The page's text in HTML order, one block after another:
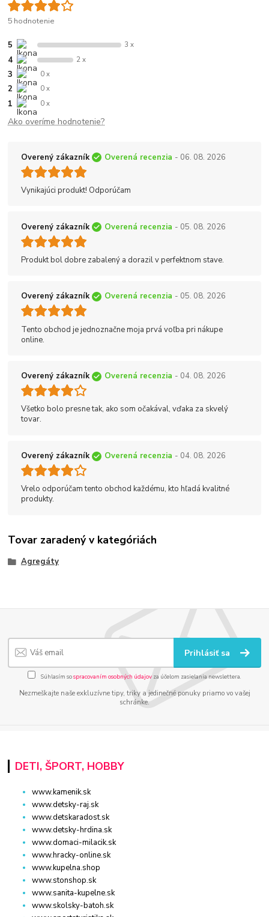
5 hodnotenie
5 3 x
4 2 x
3 0 x
2 0 x
1 0 x
Ako overíme hodnotenie?
Overený zákazník Overená recenzia - 06. 08. 2026
Vynikajúci produkt! Odporúčam
Overený zákazník Overená recenzia - 05. 08. 2026
Produkt bol dobre zabalený a dorazil v perfektnom stave.
Overený zákazník Overená recenzia - 05. 08. 2026
Tento obchod je jednoznačne moja prvá voľba pri nákupe
online.
Overený zákazník Overená recenzia - 04. 08. 2026
Všetko bolo presne tak, ako som očakával, vďaka za skvelý
tovar.
Overený zákazník Overená recenzia - 04. 08. 2026
Vrelo odporúčam tento obchod každému, kto hľadá kvalitné
produkty.
Tovar zaradený v kategóriách
Agregáty
Prihlásiť sa
Súhlasím sospracovaním osobných údajov za účelom zasielania newslettera.
Nezmeškajte naše exkluzívne tipy, triky a jedinečné ponuky priamo vo vašej
schránke.
DETI, ŠPORT, HOBBY
www.kamenik.sk
www.detsky-raj.sk
www.detskaradost.sk
www.detsky-hrdina.sk
www.domaci-milacik.sk
www.hracky-online.sk
www.kupelna.shop
www.stonshop.sk
www.sanita-kupelne.sk
www.skolsky-batoh.sk